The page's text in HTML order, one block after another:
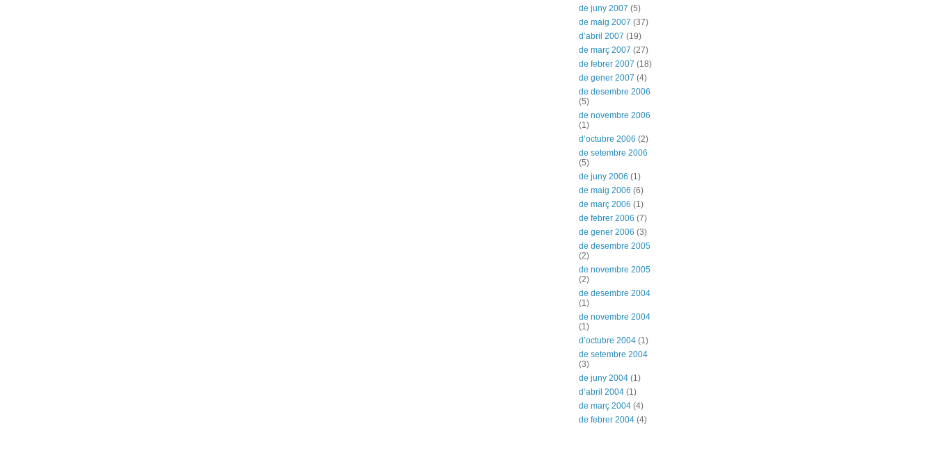
de juny 2007 (5)
de maig 2007 (37)
d’abril 2007 (19)
de març 2007 (27)
de febrer 2007 (18)
de gener 2007 (4)
de desembre 2006
(5)
de novembre 2006
(1)
d’octubre 2006 (2)
de setembre 2006
(5)
de juny 2006 (1)
de maig 2006 (6)
de març 2006 (1)
de febrer 2006 (7)
de gener 2006 (3)
de desembre 2005
(2)
de novembre 2005
(2)
de desembre 2004
(1)
de novembre 2004
(1)
d’octubre 2004 (1)
de setembre 2004
(3)
de juny 2004 (1)
d’abril 2004 (1)
de març 2004 (4)
de febrer 2004 (4)